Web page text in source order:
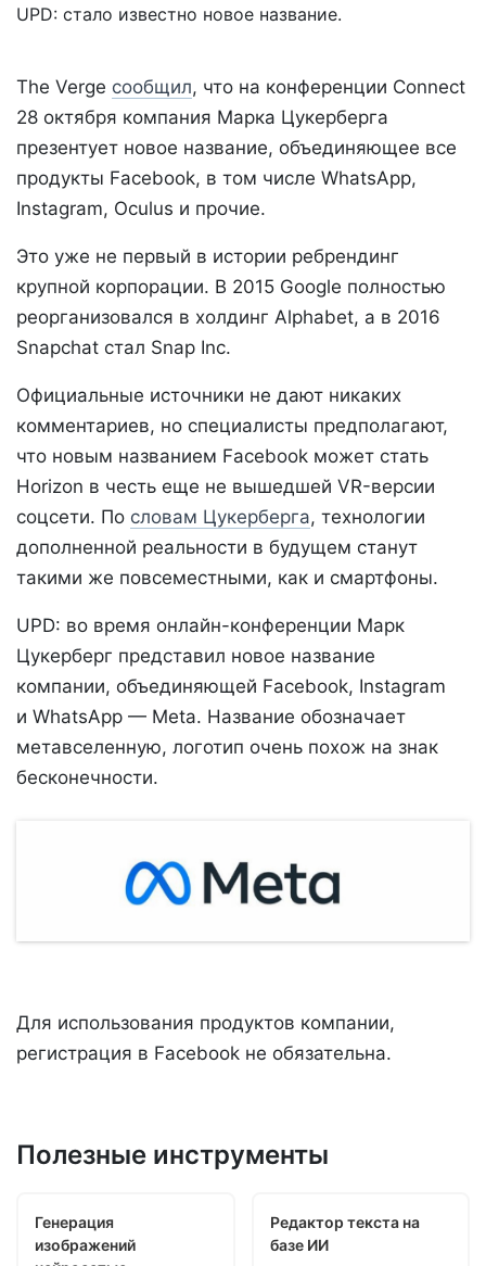
UPD: стало известно новое название.
The Verge сообщил, что на конференции Connect
28 октября компания Марка Цукерберга
презентует новое название, объединяющее все
продукты Facebook, в том числе WhatsApp,
Instagram, Oculus и прочие.
Это уже не первый в истории ребрендинг
крупной корпорации. В 2015 Google полностью
реорганизовался в холдинг Alphabet, а в 2016
Snapchat стал Snap Inc.
Официальные источники не дают никаких
комментариев, но специалисты предполагают,
что новым названием Facebook может стать
Horizon в честь еще не вышедшей VR-версии
соцсети. По словам Цукерберга, технологии
дополненной реальности в будущем станут
такими же повсеместными, как и смартфоны.
UPD: во время онлайн-конференции Марк
Цукерберг представил новое название
компании, объединяющей Facebook, Instagram
и WhatsApp — Meta. Название обозначает
метавселенную, логотип очень похож на знак
бесконечности.
Для использования продуктов компании,
регистрация в Facebook не обязательна.
Полезные инструменты
Генерация
изображений
Редактор текста на
базе ИИ